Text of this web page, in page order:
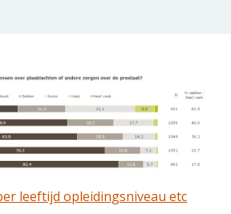
leeftijd opleidingsniveau etc